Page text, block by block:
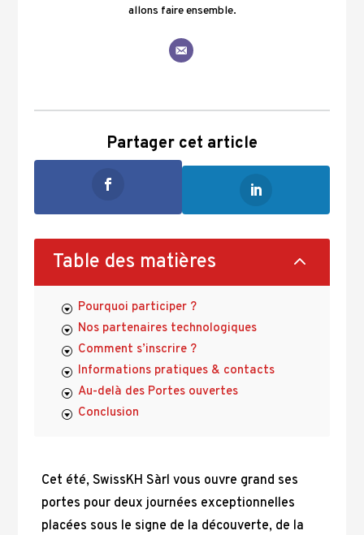
allons faire ensemble.
Partager cet article
Table des matières 2
Pourquoi participer ?
Nos partenaires technologiques
Comment s’inscrire ?
Informations pratiques & contacts
Au-delà des Portes ouvertes
Conclusion
Cet été, SwissKH Sàrl vous ouvre grand ses
portes pour deux journées exceptionnelles
placées sous le signe de la découverte, de la